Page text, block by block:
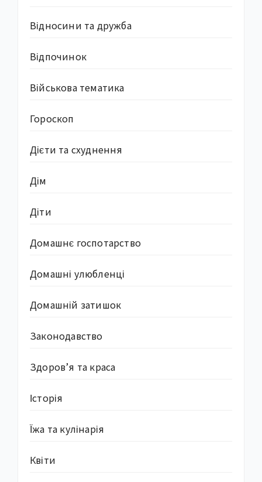
Відносини та дружба
Відпочинок
Військова тематика
Гороскоп
Дієти та схуднення
Дім
Діти
Домашнє госпотарство
Домашні улюбленці
Домашній затишок
Законодавство
Здоров’я та краса
Історія
Їжа та кулінарія
Квіти